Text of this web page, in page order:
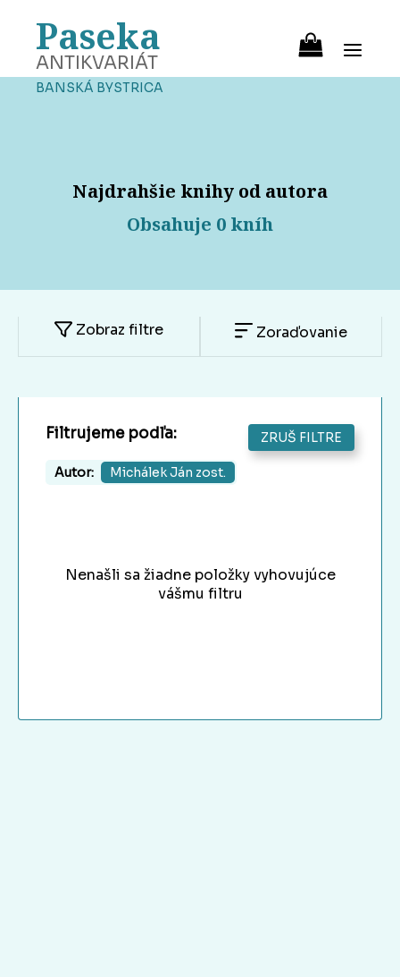
Paseka
ANTIKVARIÁT
BANSKÁ BYSTRICA
Najdrahšie knihy od autora
Obsahuje 0 kníh
Zobraz filtre Zoraďovanie
Filtrujeme podľa: ZRUŠ FILTRE
Autor: Michálek Ján zost.
Nenašli sa žiadne položky vyhovujúce
vášmu filtru